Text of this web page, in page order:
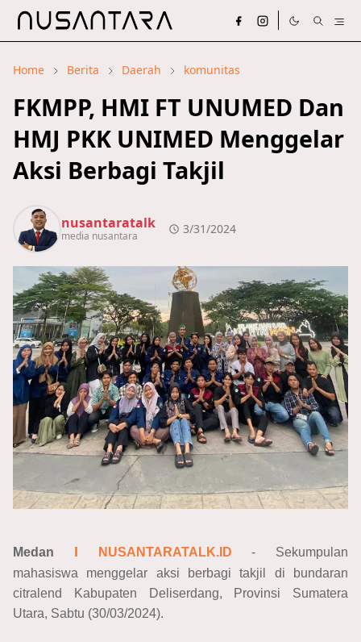
Home Berita Daerah komunitas
FKMPP, HMI FT UNUMED Dan
HMJ PKK UNIMED Menggelar
Aksi Berbagi Takjil
nusantaratalk
media nusantara 3/31/2024
Medan I NUSANTARATALK.ID
- Sekumpulan
mahasiswa menggelar aksi berbagi takjil di bundaran
citralend Kabupaten Deliserdang, Provinsi Sumatera
Utara, Sabtu (30/03/2024).